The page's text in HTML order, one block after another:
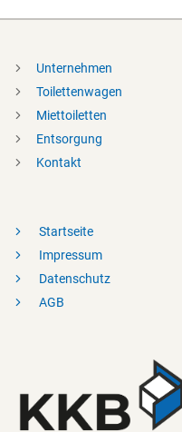
Unternehmen
Toilettenwagen
Miettoiletten
Entsorgung
Kontakt
Startseite
Impressum
Datenschutz
AGB